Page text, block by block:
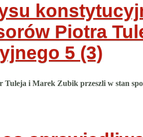
Piotra
5 (3)
i Marek Zubik przeszli w stan